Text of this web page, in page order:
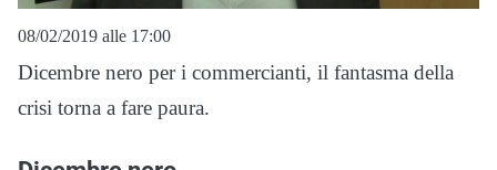
08/02/2019 alle 17:00
Dicembre nero per i commercianti, il fantasma della
crisi torna a fare paura.